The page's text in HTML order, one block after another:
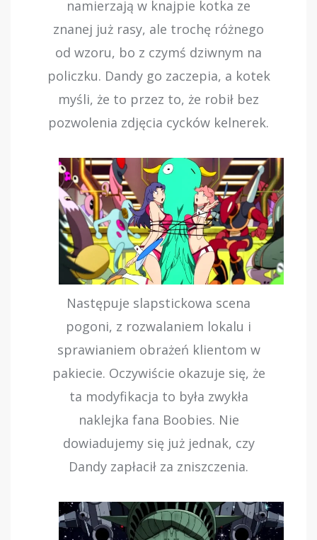
namierzają w knajpie kotka ze
znanej już rasy, ale trochę różnego
od wzoru, bo z czymś dziwnym na
policzku. Dandy go zaczepia, a kotek
myśli, że to przez to, że robił bez
pozwolenia zdjęcia cycków kelnerek.
Następuje slapstickowa scena
pogoni, z rozwalaniem lokalu i
sprawianiem obrażeń klientom w
pakiecie. Oczywiście okazuje się, że
ta modyfikacja to była zwykła
naklejka fana Boobies. Nie
dowiadujemy się już jednak, czy
Dandy zapłacił za zniszczenia.